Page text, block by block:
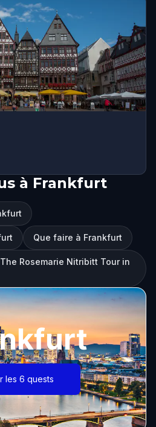
à Frankfurt
Que faire à Frankfurt
Rosemarie Nitribitt Tour in
les 6 quests